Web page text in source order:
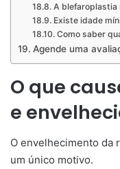
A blefaroplastia
Existe idade
Como saber
Agende uma
O que
e
O envelhecimento da
um único motivo.